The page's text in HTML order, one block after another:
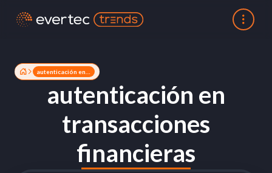
autenticación en
transacciones
financieras